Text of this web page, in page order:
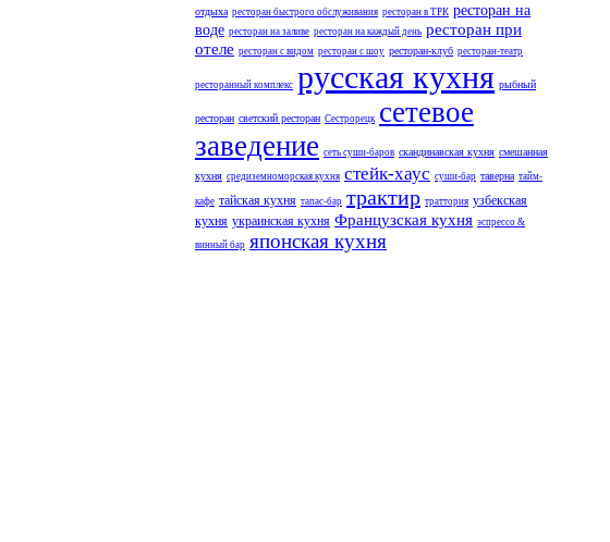
отдыха ресторан быстрого обслуживания ресторан в ТРК ресторан на
воде ресторан на заливе ресторан на каждый день ресторан при
отеле ресторан с видом ресторан с шоу ресторан-клуб ресторан-театр
ресторанный комплекс русская кухня рыбный
ресторан светский ресторан Сестрорецк сетевое
заведение сеть суши-баров скандинавская кухня смешанная
кухня средиземноморская кухня стейк-хаус суши-бар таверна тайм-
кафе тайская кухня тапас-бар трактир траттория узбекская
кухня украинская кухня Французская кухня эспрессо &
винный бар японская кухня